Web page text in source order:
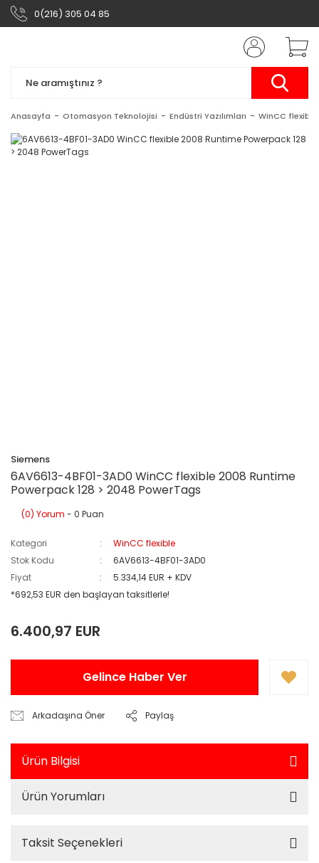
0(216) 305 04 85
Anasayfa Otomasyon Teknolojisi Endüstri Yazılımları WinCC flexible
Siemens
6AV6613-4BF01-3AD0 WinCC flexible 2008 Runtime
Powerpack 128 > 2048 PowerTags
(0) Yorum - 0 Puan
Kategori
WinCC flexible
Stok Kodu
6AV6613-4BF01-3AD0
Fiyat
5.334,14 EUR + KDV
*692,53 EUR den başlayan taksitlerle!
6.400,97 EUR
Gelince Haber Ver
Arkadaşına Öner Paylaş
Ürün Bilgisi
Ürün Yorumları
Taksit Seçenekleri